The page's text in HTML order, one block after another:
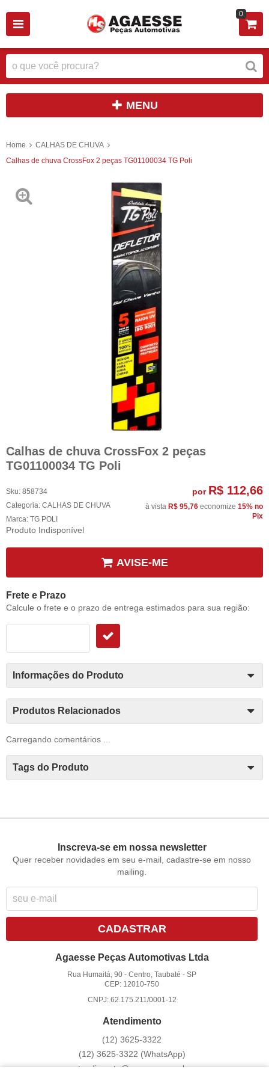
0
MENU
Home
CALHAS DE CHUVA
Calhas de chuva CrossFox 2 peças TG01100034 TG Poli
Calhas de chuva CrossFox 2 peças
TG01100034 TG Poli
Sku: 858734
Categoria: CALHAS DE CHUVA
Marca: TG POLI
Produto Indisponível
por R$ 112,66
à vista R$ 95,76 economize 15% no
Pix
AVISE-ME
Frete e Prazo
Calcule o frete e o prazo de entrega estimados para sua região:
Informações do Produto
Produtos Relacionados
Carregando comentários ...
Tags do Produto
Inscreva-se em nossa newsletter
Quer receber novidades em seu e-mail, cadastre-se em nosso
mailing.
CADASTRAR
Agaesse Peças Automotivas Ltda
Rua Humaitá, 90 -Centro, Taubaté -SP
CEP: 12010-750
CNPJ: 62.175.211/0001-12
Atendimento
(12) 3625-3322
(12) 3625-3322 (WhatsApp)
atendimento@agaesse.com.br